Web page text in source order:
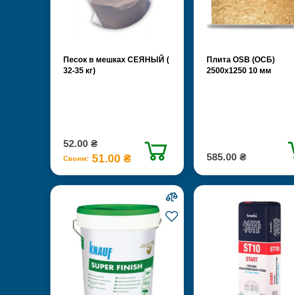
Песок в мешках СЕЯНЫЙ (
32-35 кг)
52.00 ₴
Своим: 51.00 ₴
Плита OSB (ОСБ)
2500х1250 10 мм
585.00 ₴